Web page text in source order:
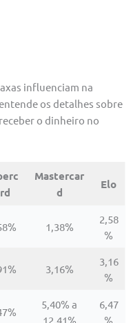
influenciam na
os detalhes sobre
o dinheiro no
Mastercar
d
Elo
1,38%
2,58
%
3,16%
3,16
%
5,40% a
12,41%
6,47
%